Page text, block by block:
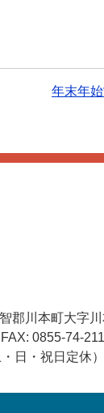
次
年末年
郡川本町大字
FAX: 0855-74-
日・祝日定休）